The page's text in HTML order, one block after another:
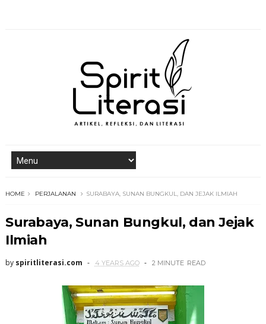
HOME PERJALANAN SURABAYA, SUNAN BUNGKUL, DAN JEJAK ILMIAH
Surabaya, Sunan Bungkul, dan Jejak
Ilmiah
by spiritliterasi.com 4 YEARS AGO 2 MINUTE READ